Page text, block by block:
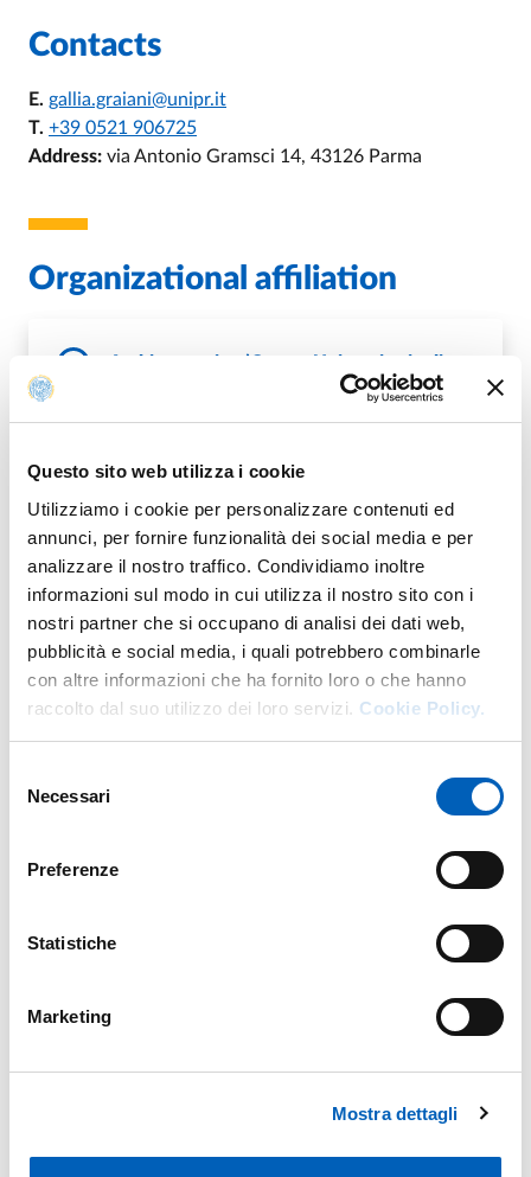
Questo sito web utilizza i cookie
Utilizziamo i cookie per personalizzare contenuti ed
annunci, per fornire funzionalità dei social media e per
analizzare il nostro traffico. Condividiamo inoltre
informazioni sul modo in cui utilizza il nostro sito con i
nostri partner che si occupano di analisi dei dati web,
pubblicità e social media, i quali potrebbero combinarle
con altre informazioni che ha fornito loro o che hanno
raccolto dal suo utilizzo dei loro servizi. Cookie Policy.
delNecessari
Preferenze
Statistiche
Marketing
Mostra dettagli
Contacts
E. gallia.graiani@unipr.it
T. +39 0521 906725
Address: via Antonio Gramsci 14, 43126 Parma
Organizational affiliation
GO TO DESCRIPTIONDI AMBITO TECNICO (CENTRO
More facility staff at this address
Personale tecnico amministrativo